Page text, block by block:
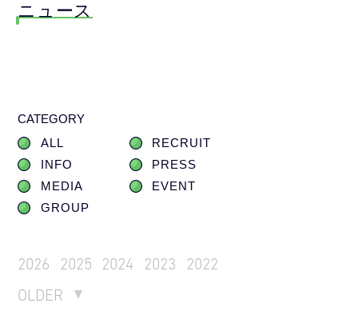
ニュース
CATEGORY
ALL
RECRUIT
INFO
PRESS
MEDIA
EVENT
GROUP
2026 2025 2024 2023
2022
OLDER